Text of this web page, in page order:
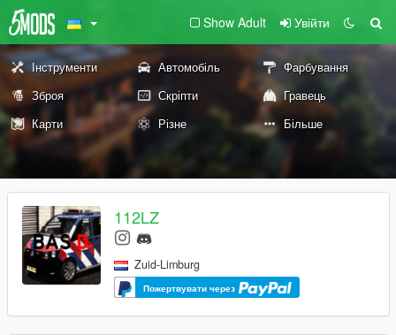
Show Adult Увійти
Інструменти Автомобіль
Фарбування
Зброя
Скріпти
Гравець
Карти
Різне Більше
112LZ
Zuid-Limburg
Пожертвувати через